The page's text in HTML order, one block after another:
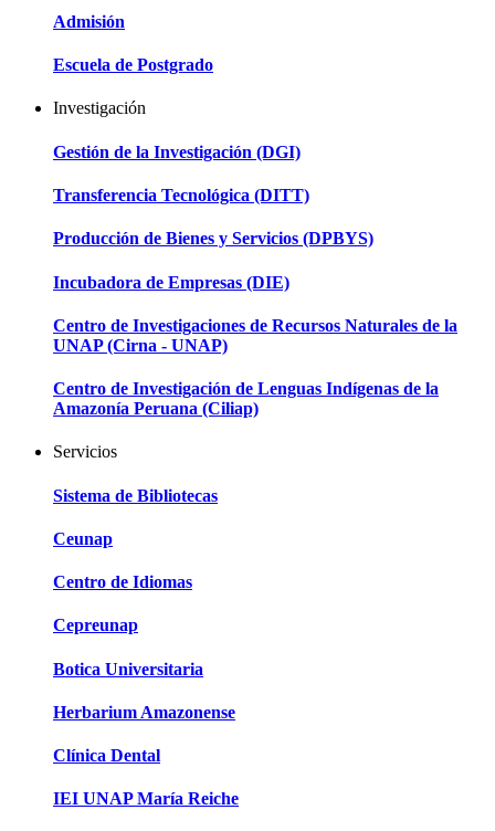
Admisión
Escuela de Postgrado
Investigación
Gestión de la Investigación (DGI)
Transferencia Tecnológica (DITT)
Producción de Bienes y Servicios (DPBYS)
Incubadora de Empresas (DIE)
Centro de Investigaciones de Recursos Naturales de la
UNAP (Cirna - UNAP)
Centro de Investigación de Lenguas Indígenas de la
Amazonía Peruana (Ciliap)
Servicios
Sistema de Bibliotecas
Ceunap
Centro de Idiomas
Cepreunap
Botica Universitaria
Herbarium Amazonense
Clínica Dental
IEI UNAP María Reiche